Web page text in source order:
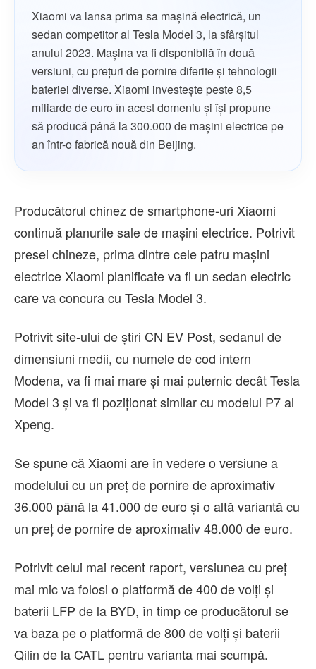
Xiaomi va lansa prima sa mașină electrică, un
sedan competitor al Tesla Model 3, la sfârșitul
anului 2023. Mașina va fi disponibilă în două
versiuni, cu prețuri de pornire diferite și tehnologii
bateriei diverse. Xiaomi investește peste 8,5
miliarde de euro în acest domeniu și își propune
să producă până la 300.000 de mașini electrice pe
an într-o fabrică nouă din Beijing.
Producătorul chinez de smartphone-uri Xiaomi
continuă planurile sale de mașini electrice. Potrivit
presei chineze, prima dintre cele patru mașini
electrice Xiaomi planificate va fi un sedan electric
care va concura cu Tesla Model 3.
Potrivit site-ului de știri CN EV Post, sedanul de
dimensiuni medii, cu numele de cod intern
Modena, va fi mai mare și mai puternic decât Tesla
Model 3 și va fi poziționat similar cu modelul P7 al
Xpeng.
Se spune că Xiaomi are în vedere o versiune a
modelului cu un preț de pornire de aproximativ
36.000 până la 41.000 de euro și o altă variantă cu
un preț de pornire de aproximativ 48.000 de euro.
Potrivit celui mai recent raport, versiunea cu preț
mai mic va folosi o platformă de 400 de volți și
baterii LFP de la BYD, în timp ce producătorul se
va baza pe o platformă de 800 de volți și baterii
Qilin de la CATL pentru varianta mai scumpă.